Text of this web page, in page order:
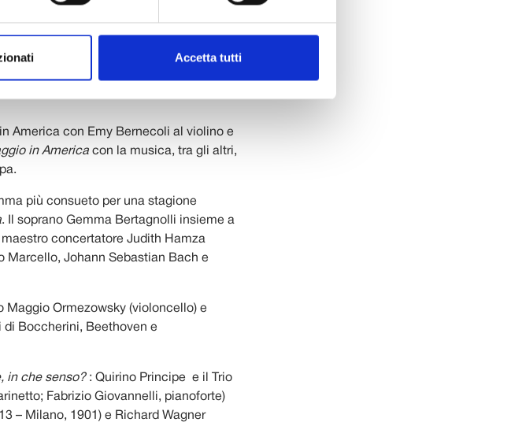
Accetta tutti
cantante Anna Maria Castelli insieme
musiche di Fabrizio De André, Paolo
America con Emy Bernecoli al violino e
in America con la musica, tra gli altri,
più consueto per una stagione
. Il soprano Gemma Bertagnolli insieme a
concertatore Judith Hamza
Marcello, Johann Sebastian Bach e
Maggio Ormezowsky (violoncello) e
di Boccherini, Beethoven e
in che senso? : Quirino Principe e il Trio
Fabrizio Giovannelli, pianoforte)
– Milano, 1901) e Richard Wagner